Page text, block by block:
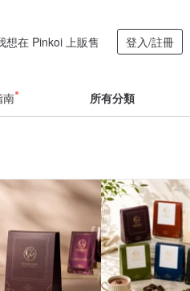
想在 Pinkoi 上販售 登入/註冊
南 所有分類